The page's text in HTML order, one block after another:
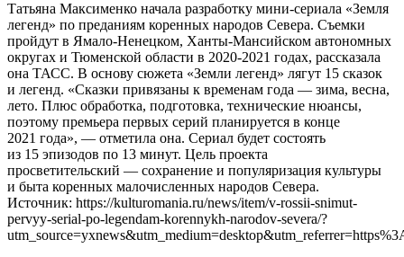
Татьяна Максименко начала разработку мини-сериала «Земля
легенд» по преданиям коренных народов Севера. Съемки
пройдут в Ямало-Ненецком, Ханты-Мансийском автономных
округах и Тюменской области в 2020-2021 годах, рассказала
она ТАСС. В основу сюжета «Земли легенд» лягут 15 сказок
и легенд. «Сказки привязаны к временам года — зима, весна,
лето. Плюс обработка, подготовка, технические нюансы,
поэтому премьера первых серий планируется в конце
2021 года», — отметила она. Сериал будет состоять
из 15 эпизодов по 13 минут. Цель проекта
просветительский — сохранение и популяризация культуры
и быта коренных малочисленных народов Севера.
Источник: https://kulturomania.ru/news/item/v-rossii-snimut-
pervyy-serial-po-legendam-korennykh-narodov-severa/?